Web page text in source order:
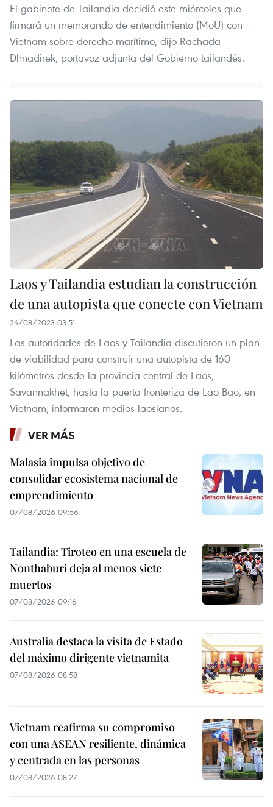
El gabinete de Tailandia decidió este miércoles que
firmará un memorando de entendimiento (MoU) con
Vietnam sobre derecho marítimo, dijo Rachada
Dhnadirek, portavoz adjunta del Gobierno tailandés.
Laos y Tailandia estudian la construcción
de una autopista que conecte con Vietnam
24/08/2023 03:51
Las autoridades de Laos y Tailandia discutieron un plan
de viabilidad para construir una autopista de 160
kilómetros desde la provincia central de Laos,
Savannakhet, hasta la puerta fronteriza de Lao Bao, en
Vietnam, informaron medios laosianos.
VER MÁS
Malasia impulsa objetivo de
consolidar ecosistema nacional de
emprendimiento
07/08/2026 09:56
Tailandia: Tiroteo en una escuela de
Nonthaburi deja al menos siete
muertos
07/08/2026 09:16
Australia destaca la visita de Estado
del máximo dirigente vietnamita
07/08/2026 08:58
Vietnam reafirma su compromiso
con una ASEAN resiliente, dinámica
y centrada en las personas
07/08/2026 08:27